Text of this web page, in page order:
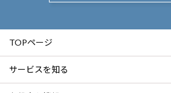
TOPページ
サービスを知る